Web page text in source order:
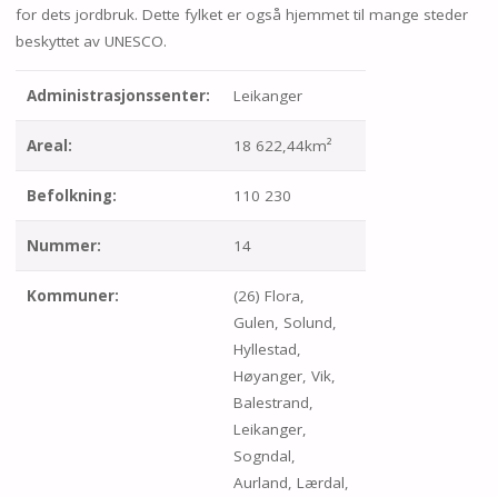
for dets jordbruk. Dette fylket er også hjemmet til mange steder
beskyttet av UNESCO.
Administrasjonssenter: Leikanger
Areal: 18 622,44km²
Befolkning: 110 230
Nummer: 14
Kommuner:
(26) Flora,
Gulen, Solund,
Hyllestad,
Høyanger, Vik,
Balestrand,
Leikanger,
Sogndal,
Aurland, Lærdal,